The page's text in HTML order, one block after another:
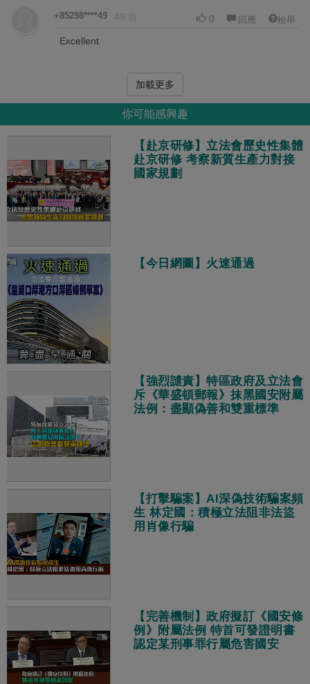
+85298****49 4年前 0 回應 檢舉
Excellent
加載更多
你可能感興趣
【赴京研修】立法會歷史性集體
赴京研修 考察新質生產力對接
國家規劃
【今日網圖】火速通過
【強烈譴責】特區政府及立法會
斥《華盛頓郵報》抹黑國安附屬
法例：盡顯偽善和雙重標準
【打擊騙案】AI深偽技術騙案頻
生 林定國：積極立法阻非法盜
用肖像行騙
【完善機制】政府擬訂《國安條
例》附屬法例 特首可發證明書
認定某刑事罪行屬危害國安